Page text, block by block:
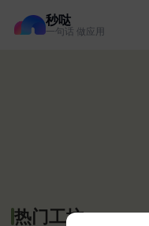
秒哒
一句话 做应用